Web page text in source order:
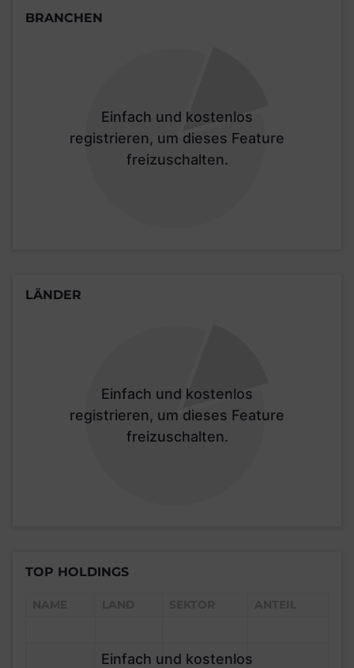
BRANCHEN
Einfach und kostenlos
registrieren, um dieses Feature
freizuschalten.
LÄNDER
Einfach und kostenlos
registrieren, um dieses Feature
freizuschalten.
TOP HOLDINGS
Einfach und kostenlos